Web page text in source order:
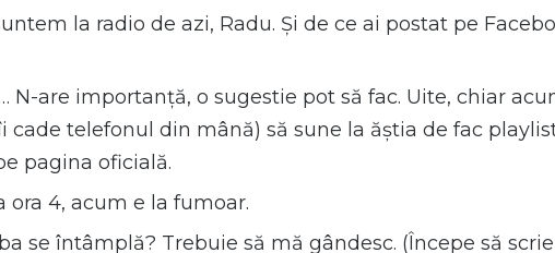
la radio de azi, Radu. Și de ce ai postat pe
N-are importanță, o sugestie pot să fac. Uite, chiar
cade telefonul din mână) să sune la ăștia de fac
pagina oficială.
ora 4, acum e la fumoar.
se întâmplă? Trebuie să mă gândesc. (Începe să